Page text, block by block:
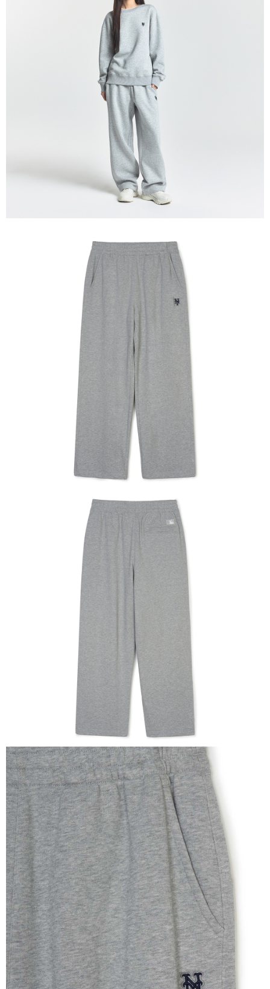
每筆NT$60，滿NT$499(含以上)免運費
每筆NT$80，滿NT$699(含以上)免運費